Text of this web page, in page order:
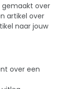
gemaakt over
artikel over
naar jouw
over een